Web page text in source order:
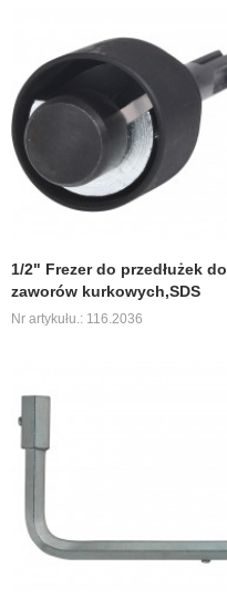
1/2" Frezer do przedłużek do
zaworów kurkowych,SDS
Nr artykułu.: 116.2036